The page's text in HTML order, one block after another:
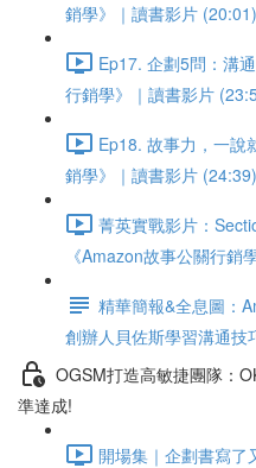
銷學》｜讀書影片 (20:01)
Ep17. 企劃5問：溝
行銷學》｜讀書影片
Ep18. 故事力，一說
銷學》｜讀書影片 (24:39)
菁英實戰影片：
《Amazon故事公關行銷
精華簡報&全息圖：
創辦人貝佐斯學習溝通技
OGSM打造高敏捷團隊：
準達成!
開場集｜企劃書寫了